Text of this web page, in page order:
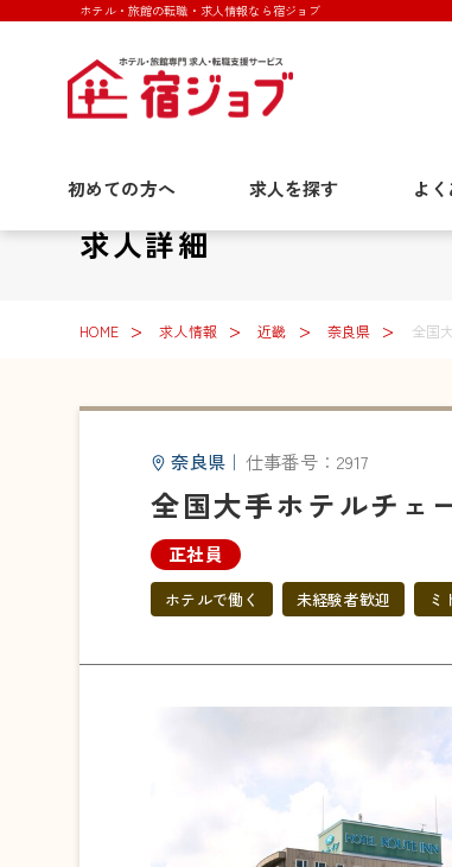
ホテル・旅館の転職・求人情報なら宿ジョブ
初めての方へ 求人を探す よ
求人詳細
HOME 求人情報 近畿 奈良県 全国
奈良県｜ 仕事番号：2917
全国大手ホテルチェ
正社員
ホテルで働く 未経験者歓迎 ミ